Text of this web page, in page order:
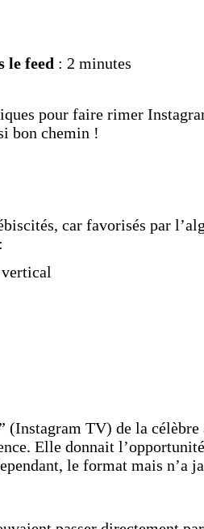
le feed : 2 minutes
pour faire rimer
bon chemin !
car favorisés par
TV) de la
Elle donnait
le format mais n’a